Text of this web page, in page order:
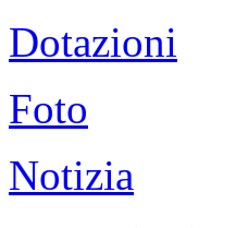
Dotazioni
Foto
Notizia